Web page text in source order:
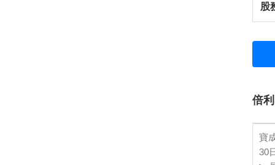
股
倍
寶
30